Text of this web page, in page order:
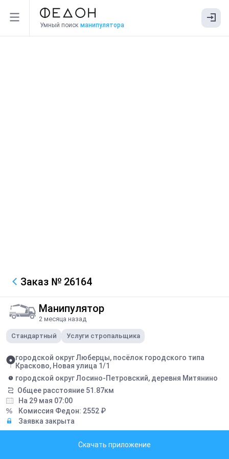
Умный поиск манипулятора
Заказ № 26164
Манипулятор
2 месяца назад
Стандартный Услуги стропальщика
городской округ Люберцы, посёлок городского типа
Красково, Новая улица 1/1
городской округ Лосино-Петровский, деревня Митянино
Общее расстояние 51.87км
На 29 мая 07:00
Комиссия Федон: 2552 ₽
Заявка закрыта
Грузоподъемность борта:5 тонн
Скачать приложение